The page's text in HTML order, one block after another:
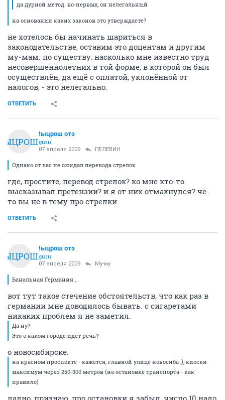
да дурной метод. во-первых, он нелегальный
на основании каких законов это утверждаете?
не хотелось бы начинать шариться в
законодательстве, оставим это доцентам и другим
му-мам. по существу: насколько мне известно труд
несовершеннолетних в той форме, в которой он был
осуществлён, да ещё с оплатой, уклонённой от
налогов, - это нелегально.
ОТВЕТИТЬ
!ЫЦРОШ
!ыцрош отэ
guru
07 апреля 2009 ПЕЛЕВИН
Однако от вас не ожидал перевода стрелок
где, простите, перевод стрелок? ко мне кто-то
высказывал претензии? и я от них отмахнулся? чё-
то вы не в тему про стрелки
ОТВЕТИТЬ
!ЫЦРОШ
!ыцрош отэ
guru
07 апреля 2009 Му-му
Банальная Германия...
вот тут такое стечение обстоятельств, что как раз в
германии мне доводилось бывать. с сигаретами
никаких проблем я не заметил.
Да ну?
Это о каком городе идет речь?
о новосибирске.
на красном проспекте - кажется, главной улице новосиба ;), киоски
максимум через 250-300 метров (на остановке транспорта - как
правило)
ладно, признаю, про остановки я забыл, число 10 надо